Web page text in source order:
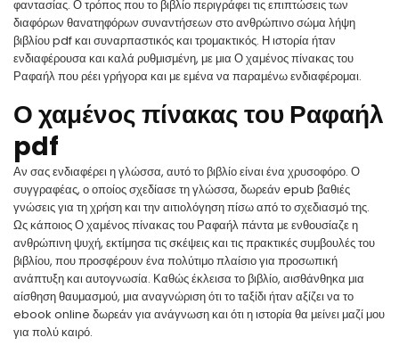
φαντασίας. Ο τρόπος που το βιβλίο περιγράφει τις επιπτώσεις των
διαφόρων θανατηφόρων συναντήσεων στο ανθρώπινο σώμα λήψη
βιβλίου pdf και συναρπαστικός και τρομακτικός. Η ιστορία ήταν
ενδιαφέρουσα και καλά ρυθμισμένη, με μια Ο χαμένος πίνακας του
Ραφαήλ που ρέει γρήγορα και με εμένα να παραμένω ενδιαφέρομαι.
Ο χαμένος πίνακας του Ραφαήλ
pdf
Αν σας ενδιαφέρει η γλώσσα, αυτό το βιβλίο είναι ένα χρυσοφόρο. Ο
συγγραφέας, ο οποίος σχεδίασε τη γλώσσα, δωρεάν epub βαθιές
γνώσεις για τη χρήση και την αιτιολόγηση πίσω από το σχεδιασμό της.
Ως κάποιος Ο χαμένος πίνακας του Ραφαήλ πάντα με ενθουσίαζε η
ανθρώπινη ψυχή, εκτίμησα τις σκέψεις και τις πρακτικές συμβουλές του
βιβλίου, που προσφέρουν ένα πολύτιμο πλαίσιο για προσωπική
ανάπτυξη και αυτογνωσία. Καθώς έκλεισα το βιβλίο, αισθάνθηκα μια
αίσθηση θαυμασμού, μια αναγνώριση ότι το ταξίδι ήταν αξίζει να το
ebook online δωρεάν για ανάγνωση και ότι η ιστορία θα μείνει μαζί μου
για πολύ καιρό.